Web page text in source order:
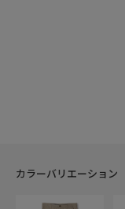
カラーバリエーション